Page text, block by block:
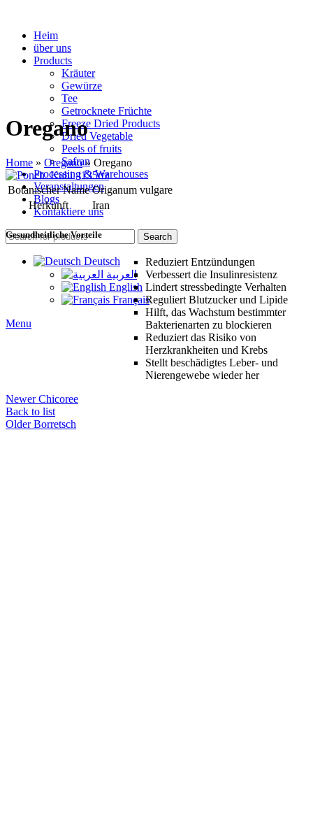
Heim
über uns
Products
Kräuter
Gewürze
Tee
Getrocknete Früchte
Freeze Dried Products
Dried Vegetable
Peels of fruits
Safran
Processing & Warehouses
Veranstaltungen
Blogs
Kontaktiere uns
Search
Deutsch
العربية
English
Français
Menu
Oregano
Home » Oregano» Oregano
Botanischer Name Origanum vulgare
Herkunft
Iran
Gesundheitliche Vorteile
Reduziert Entzündungen
Verbessert die Insulinresistenz
Lindert stressbedingte Verhalten
Reguliert Blutzucker und Lipide
Hilft, das Wachstum bestimmter
Bakterienarten zu blockieren
Reduziert das Risiko von
Herzkrankheiten und Krebs
Stellt beschädigtes Leber- und
Nierengewebe wieder her
Newer Chicoree
Back to list
Older Borretsch